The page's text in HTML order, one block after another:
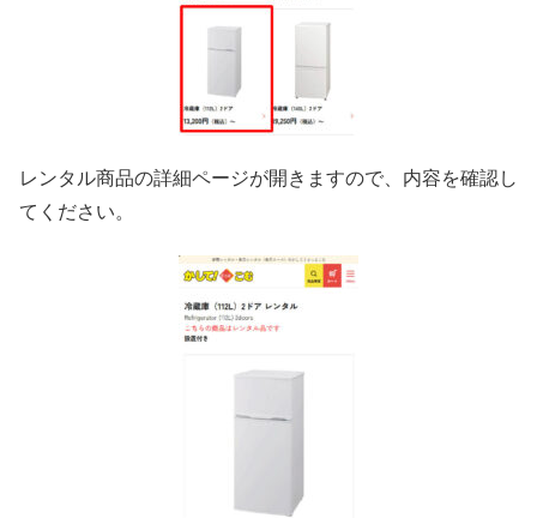
レンタル商品の詳細ページが開きますので、内容を確認し
てください。